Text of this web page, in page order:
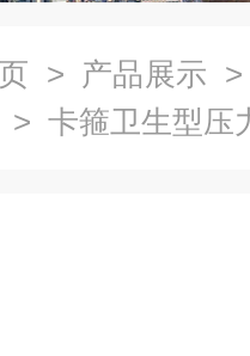
> 产品展示
> 卡箍卫生型压